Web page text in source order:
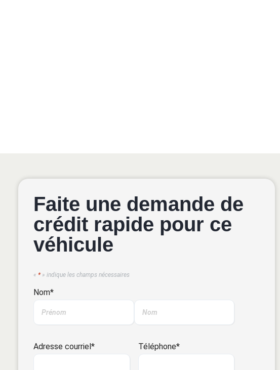
Faite une demande de
crédit rapide pour ce
véhicule
«*» indique les champs nécessaires
Nom*
Adresse courriel* Téléphone*